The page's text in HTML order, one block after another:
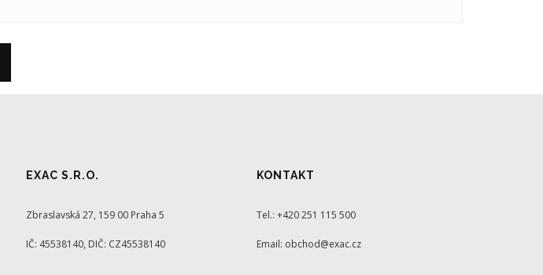
EXAC S.R.O.
Zbraslavská 27, 159 00 Praha 5
IČ: 45538140, DIČ: CZ45538140
KONTAKT
Tel.: +420 251 115 500
Email: obchod@exac.cz